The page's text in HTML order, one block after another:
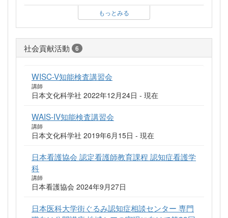
もっとみる
社会貢献活動 6
WISC-V知能検査講習会
講師
日本文化科学社 2022年12月24日 - 現在
WAIS-IV知能検査講習会
講師
日本文化科学社 2019年6月15日 - 現在
日本看護協会 認定看護師教育課程 認知症看護学
科
講師
日本看護協会 2024年9月27日
日本医科大学街ぐるみ認知症相談センター 専門